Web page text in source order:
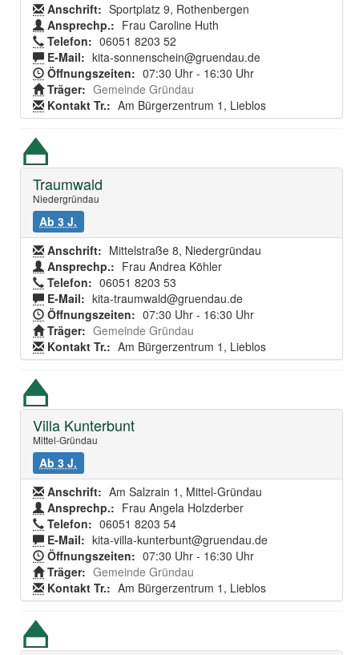
Anschrift: Sportplatz 9, Rothenbergen
Ansprechp.: Frau Caroline Huth
Telefon: 06051 8203 52
E-Mail: kita-sonnenschein@gruendau.de
Öffnungszeiten: 07:30 Uhr - 16:30 Uhr
Träger: Gemeinde Gründau
Kontakt Tr.: Am Bürgerzentrum 1, Lieblos
Traumwald
Niedergründau
Ab 3 J.
Anschrift: Mittelstraße 8, Niedergründau
Ansprechp.: Frau Andrea Köhler
Telefon: 06051 8203 53
E-Mail: kita-traumwald@gruendau.de
Öffnungszeiten: 07:30 Uhr - 16:30 Uhr
Träger: Gemeinde Gründau
Kontakt Tr.: Am Bürgerzentrum 1, Lieblos
Villa Kunterbunt
Mittel-Gründau
Ab 3 J.
Anschrift: Am Salzrain 1, Mittel-Gründau
Ansprechp.: Frau Angela Holzderber
Telefon: 06051 8203 54
E-Mail: kita-villa-kunterbunt@gruendau.de
Öffnungszeiten: 07:30 Uhr - 16:30 Uhr
Träger: Gemeinde Gründau
Kontakt Tr.: Am Bürgerzentrum 1, Lieblos